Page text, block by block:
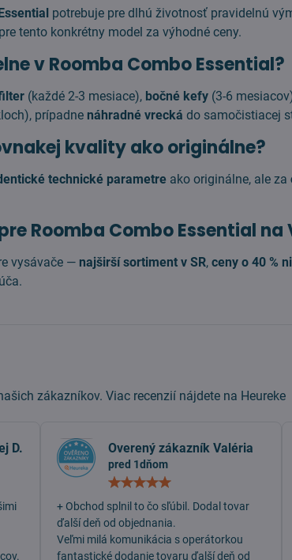
potrebuje pre dlhú životnosť pravidelnú
pre tento konkrétny model za výhodné ceny.
v Roomba Combo Essential?
(každé 2-3 mesiace), bočné kefy (3-6
prípadne náhradné vrecká do samočistiacej
kvality ako originálne?
technické parametre ako originálne, ale za
Roomba Combo Essential na
vysávače — najširší sortiment v SR,ceny o 40 %
zákazníkov. Viac recenzií nájdete na Heureke
D. Overený zákazník Valéria
pred 1dňom
/
+ Obchod splnil to čo sľúbil. Dodal tovar
ďalší deň od objednania.
Veľmi milá komunikácia s operátorkou
fantastické dodanie tovaru ďalší deň od